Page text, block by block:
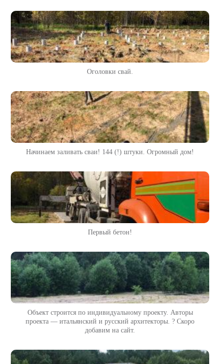
Оголовки свай.
Начинаем заливать сваи! 144 (!) штуки. Огромный дом!
Первый бетон!
Объект строится по индивидуальному проекту. Авторы
проекта — итальянский и русский архитекторы. ? Скоро
добавим на сайт.